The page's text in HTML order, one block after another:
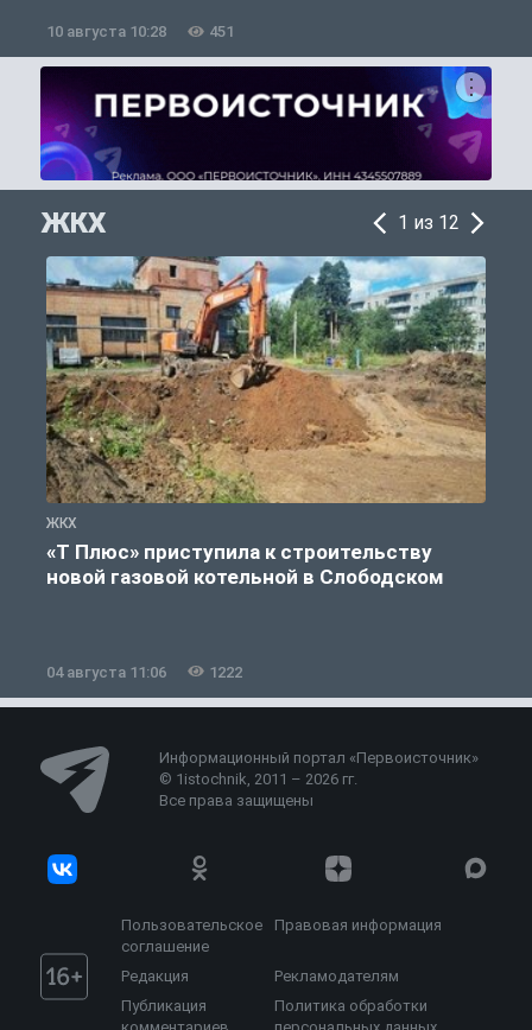
10 августа 10:28 451
ЖКХ 1 из 12
ЖКХ
«Т Плюс» приступила к строительству
новой газовой котельной в Слободском
04 августа 11:06 1222
Информационный портал «Первоисточник»
© 1istochnik, 2011 – 2026 гг.
Все права защищены
Пользовательское
соглашение
Правовая информация
Редакция
Рекламодателям
Публикация
Политика обработки